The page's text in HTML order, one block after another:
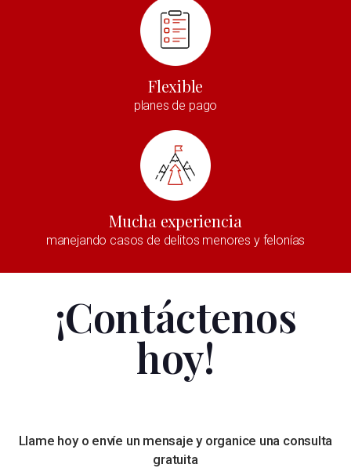
Flexible
planes de pago
Mucha experiencia
manejando casos de delitos menores y felonías
¡Contáctenos
hoy!
Llame hoy o envíe un mensaje y organice una consulta
gratuita